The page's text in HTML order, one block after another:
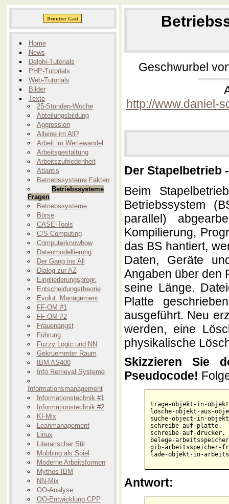
Home
News
Delphi-Tutorials
PHP-Tutorials
Web-Tutorials
Bilder
Texte
25-Stunden-Woche
Abteilungsbildung
Aggression
Alleine im All?
Arbeit im Wertewandel
Arbeitsgestaltung
Arbeitszufriedenheit
Atlantis
Betriebssysteme Fakten
Betriebssysteme
Fragen
Betriebssysteme
Börse
CASE-Tools
C/S-Computing
Computerknowhow
Datenmodellierung
Der Gang ins All
Dialog zur AZ
Eingliederungsprogr.
Entscheidungstheorie
Evolut. Management
FF-OM #1
FF-OM #2
Frauenangst
Führung
Fuzzy Logic und NN
Gekruemmter Raum
IBM AS400
Info Retrieval Systeme
Informationsmanagement
Informationstechnik #1
Informationstechnik #2
KI-Mix
Leanmanagement
Linux
Literarischer Stil
Mobbing als Spiel
Moderne Arbeitsformen
Mythos IBM
NN-Mix
OO-Analyse
OO-Entwicklung CPP
Geschwurbel
http://www.daniel-
Der Stapelbetrieb
Beim
Betriebssystem
parallel)
Kompilierung,
das BS hantiert,
Daten, Geräte
Angaben über den
seine Länge.
Platte
ausgeführt. Neu
werden, eine
physikalische
Skizzieren Sie
Pseudocode!
trage-objekt-in-
lösche-objekt-aus-
suche-object-in-
schreibe-auf-platte,
schreibe-auf-drucker,
belege-
gib-arbeitsspeicher-
Antwort: